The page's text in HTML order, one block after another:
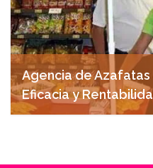
Agencia de Azafatas
Eficacia y